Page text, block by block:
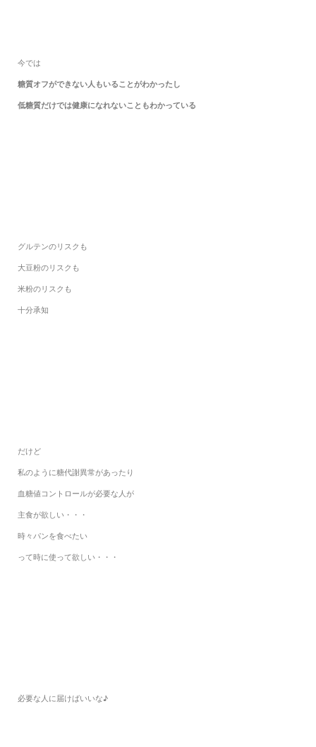
今では
糖質オフができない人もいることがわかったし
低糖質だけでは健康になれないこともわかっている
グルテンのリスクも
大豆粉のリスクも
米粉のリスクも
十分承知
だけど
私のように糖代謝異常があったり
血糖値コントロールが必要な人が
主食が欲しい・・・
時々パンを食べたい
って時に使って欲しい・・・
必要な人に届けばいいな♪